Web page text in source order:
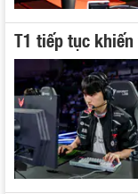
T1 tiếp tục